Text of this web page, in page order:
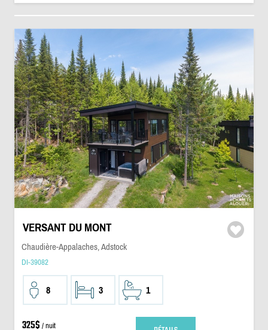
VERSANT DU MONT
Chaudière-Appalaches, Adstock
DI-39082
8 3 1
325$ / nuit